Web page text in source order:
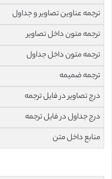
ترجمه عناوین تصاویر و جداول
ترجمه متون داخل تصاویر
ترجمه متون داخل جداول
ترجمه ضمیمه
درج تصاویر در فایل ترجمه
درج جداول در فایل ترجمه
منابع داخل متن